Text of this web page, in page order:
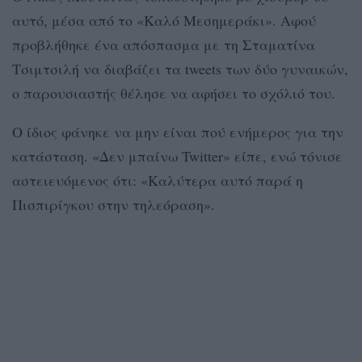
αυτό, μέσα από το «Καλό Μεσημεράκι». Αφού
προβλήθηκε ένα απόσπασμα με τη Σταματίνα
Τσιμτσιλή να διαβάζει τα tweets των δύο γυναικών,
ο παρουσιαστής θέλησε να αφήσει το σχόλιό του.
Ο ίδιος φάνηκε να μην είναι πού ενήμερος για την
κατάσταση. «Δεν μπαίνω Twitter» είπε, ενώ τόνισε
αστειευόμενος ότι: «Καλύτερα αυτό παρά η
Πισπιρίγκου στην τηλεόραση».